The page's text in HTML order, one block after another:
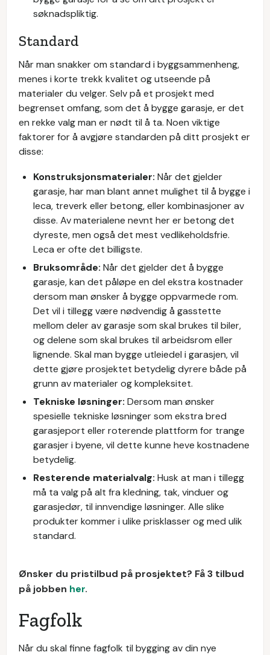
søknadspliktig.
Standard
Når man snakker om standard i byggsammenheng,
menes i korte trekk kvalitet og utseende på
materialer du velger. Selv på et prosjekt med
begrenset omfang, som det å bygge garasje, er det
en rekke valg man er nødt til å ta. Noen viktige
faktorer for å avgjøre standarden på ditt prosjekt er
disse:
Konstruksjonsmaterialer: Når det gjelder
garasje, har man blant annet mulighet til å bygge i
leca, treverk eller betong, eller kombinasjoner av
disse. Av materialene nevnt her er betong det
dyreste, men også det mest vedlikeholdsfrie.
Leca er ofte det billigste.
Bruksområde: Når det gjelder det å bygge
garasje, kan det påløpe en del ekstra kostnader
dersom man ønsker å bygge oppvarmede rom.
Det vil i tillegg være nødvendig å gasstette
mellom deler av garasje som skal brukes til biler,
og delene som skal brukes til arbeidsrom eller
lignende. Skal man bygge utleiedel i garasjen, vil
dette gjøre prosjektet betydelig dyrere både på
grunn av materialer og kompleksitet.
Tekniske løsninger: Dersom man ønsker
spesielle tekniske løsninger som ekstra bred
garasjeport eller roterende plattform for trange
garasjer i byene, vil dette kunne heve kostnadene
betydelig.
Resterende materialvalg: Husk at man i tillegg
må ta valg på alt fra kledning, tak, vinduer og
garasjedør, til innvendige løsninger. Alle slike
produkter kommer i ulike prisklasser og med ulik
standard.
Ønsker du pristilbud på prosjektet? Få 3 tilbud
på jobben her.
Fagfolk
Når du skal finne fagfolk til bygging av din nye